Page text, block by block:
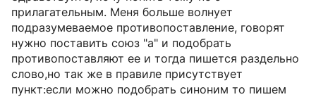
прилагательным. Меня больше волнует
подразумеваемое противопоставление, говорят
нужно поставить союз "а" и подобрать
противопоставляют ее и тогда пишется раздельно
слово,но так же в правиле присутствует
пункт:если можно подобрать синоним то пишем